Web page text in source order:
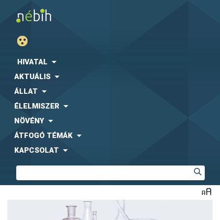
HIVATAL
AKTUÁLIS
ÁLLAT
ÉLELMISZER
NÖVÉNY
ÁTFOGÓ TÉMÁK
KAPCSOLAT